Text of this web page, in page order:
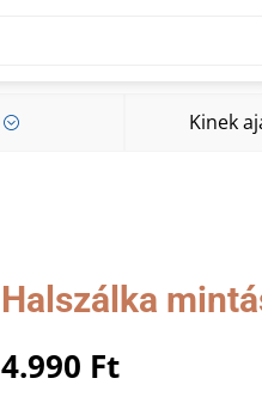
; Kinek
Halszálka
4.990 Ft